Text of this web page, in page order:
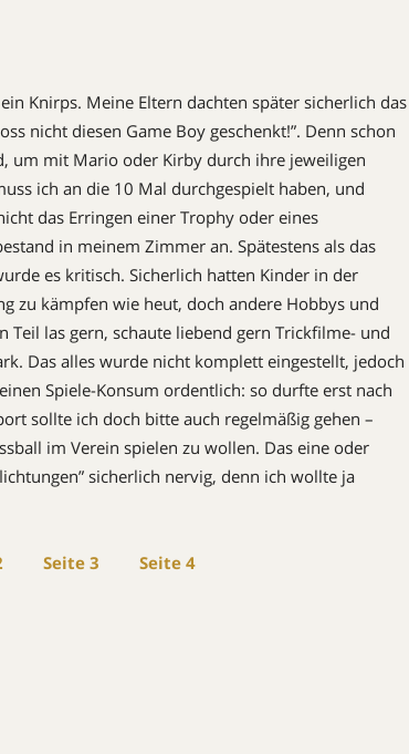
Knirps. Meine Eltern dachten später sicherlich das
nicht diesen Game Boy geschenkt!”. Denn schon
um mit Mario oder Kirby durch ihre jeweiligen
ich an die 10 Mal durchgespielt haben, und
das Erringen einer Trophy oder eines
in meinem Zimmer an. Spätestens als das
es kritisch. Sicherlich hatten Kinder in der
zu kämpfen wie heut, doch andere Hobbys und
Teil las gern, schaute liebend gern Trickfilme- und
Das alles wurde nicht komplett eingestellt, jedoch
Spiele-Konsum ordentlich: so durfte erst nach
sollte ich doch bitte auch regelmäßig gehen –
im Verein spielen zu wollen. Das eine oder
sicherlich nervig, denn ich wollte ja
Seite 3 Seite 4